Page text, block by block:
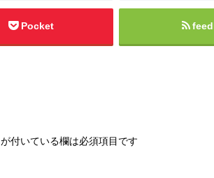
Pocket
が付いている欄は必須項目です